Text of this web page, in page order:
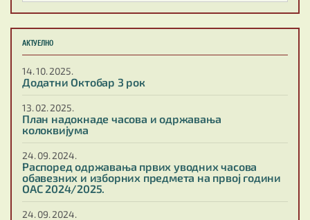
АКТУЕЛНО
14. 10. 2025.
Додатни Октобар 3 рок
13. 02. 2025.
План надокнаде часова и одржавања
колоквијума
24. 09. 2024.
Распоред одржавања првих уводних часова
обавезних и изборних предмета на првој години
ОАС 2024/2025.
24. 09. 2024.